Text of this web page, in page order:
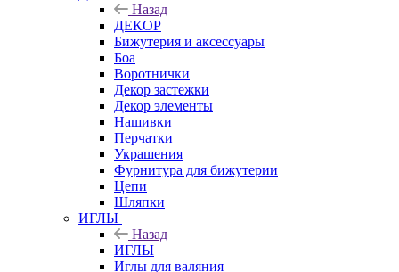
Назад
ДЕКОР
Бижутерия и аксессуары
Боа
Воротнички
Декор застежки
Декор элементы
Нашивки
Перчатки
Украшения
Фурнитура для бижутерии
Цепи
Шляпки
ИГЛЫ
Назад
ИГЛЫ
Иглы для валяния